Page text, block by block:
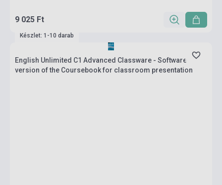
9 025 Ft
Készlet: 1-10 darab
English Unlimited C1 Advanced Classware - Software
version of the Coursebook for classroom presentation